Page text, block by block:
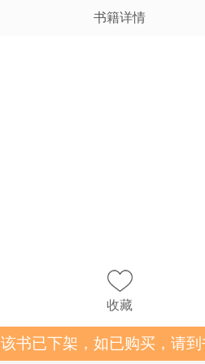
书籍详情
收藏
该书已下架，如已购买，请到